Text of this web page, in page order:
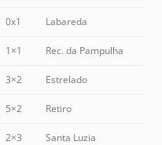
0x1 Labareda
1×1 Rec. da Pampulha
3×2 Estrelado
5×2 Retiro
2×3 Santa Luzia